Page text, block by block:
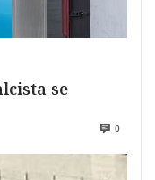
se
0